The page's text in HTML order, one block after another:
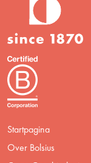
Startpagina
Over Bolsius